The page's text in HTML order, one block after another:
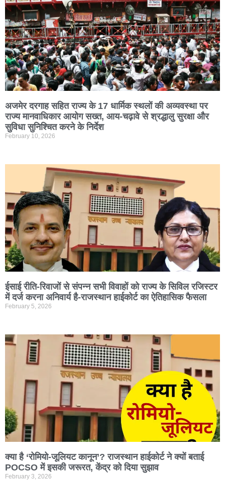
अजमेर दरगाह सहित राज्य के 17 धार्मिक स्थलों की अव्यवस्था पर
राज्य मानवाधिकार आयोग सख्त, आय-चढ़ावे से श्रद्धालु सुरक्षा और
सुविधा सुनिश्चित करने के निर्देश
February 10, 2026
ईसाई रीति-रिवाजों से संपन्न सभी विवाहों को राज्य के सिविल रजिस्टर
में दर्ज करना अनिवार्य है-राजस्थान हाईकोर्ट का ऐतिहासिक फैसला
February 5, 2026
क्या है ‘रोमियो-जूलियट कानून’? राजस्थान हाईकोर्ट ने क्यों बताई
POCSO में इसकी जरूरत, केंद्र को दिया सुझाव
February 3, 2026